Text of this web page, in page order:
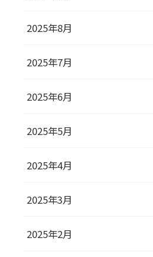
2025年8月
2025年7月
2025年6月
2025年5月
2025年4月
2025年3月
2025年2月